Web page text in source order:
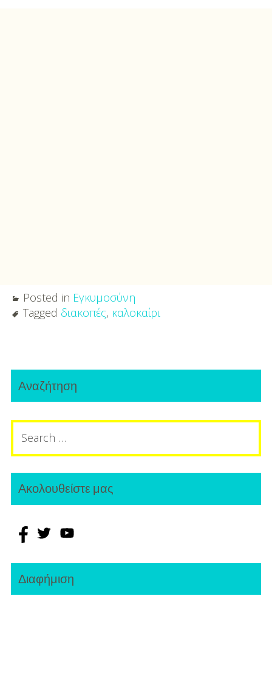
Posted in Εγκυμοσύνη
Tagged διακοπές, καλοκαίρι
navigation
Primary
Sidebar
Αναζήτηση
Search
for:
Ακολουθείστε μας
Διαφήμιση